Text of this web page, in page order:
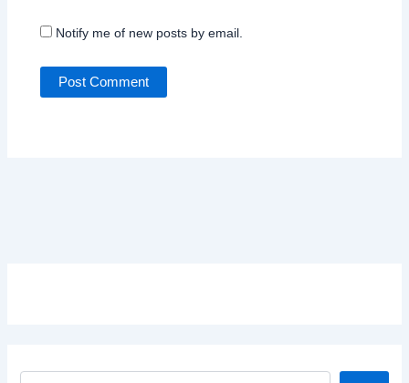
Notify me of new posts by email.